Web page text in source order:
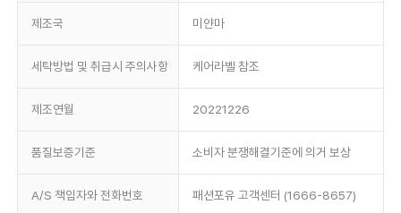
제조국 미얀마
세탁방법 및 취급시 주의사항 케어라벨 참조
제조연월 20221226
품질보증기준 소비자 분쟁해결기준에 의거 보상
A/S 책임자와 전화번호 패션포유 고객센터 (1666-8657)